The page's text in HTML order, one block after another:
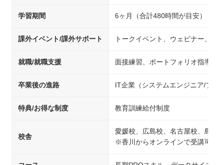
学習期間 6ヶ月（合計480時間が目安）
課外イベント/課外サポート トークイベント、ウェビナー、
就職/就職支援 面接練習、ポートフォリオ指導
卒業後の進路 IT企業（システムエンジニア/プ
特典/お得な制度 教育訓練給付制度
校舎
愛媛校、広島校、名古屋校、島根
※香川からオンラインで受講可能